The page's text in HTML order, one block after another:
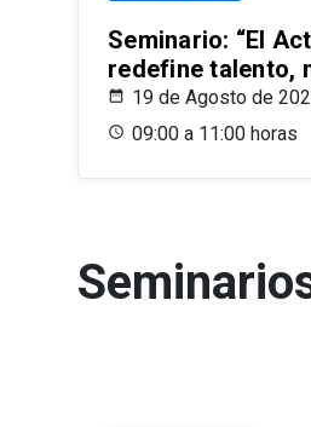
Seminario: “El
redefine talento,
19 de Agosto de
09:00 a 11:00 horas